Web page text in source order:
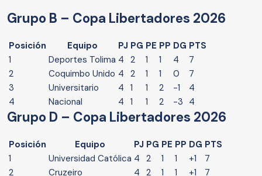
Grupo B – Copa Libertadores 2026
Posición Equipo PJ PG PE PP DG PTS
1
Deportes Tolima 4 2 1 1 4
7
2
Coquimbo Unido 4 2 1 1 0
7
3
Universitario 4 1 1 2 -1
4
4
Nacional 4 1 1 2 -3 4
Grupo D – Copa Libertadores 2026
Posición Equipo PJ PG PE PP DG PTS
1
Universidad Católica 4 2 1 1 +1
7
2
Cruzeiro 4 2 1 1 +1 7